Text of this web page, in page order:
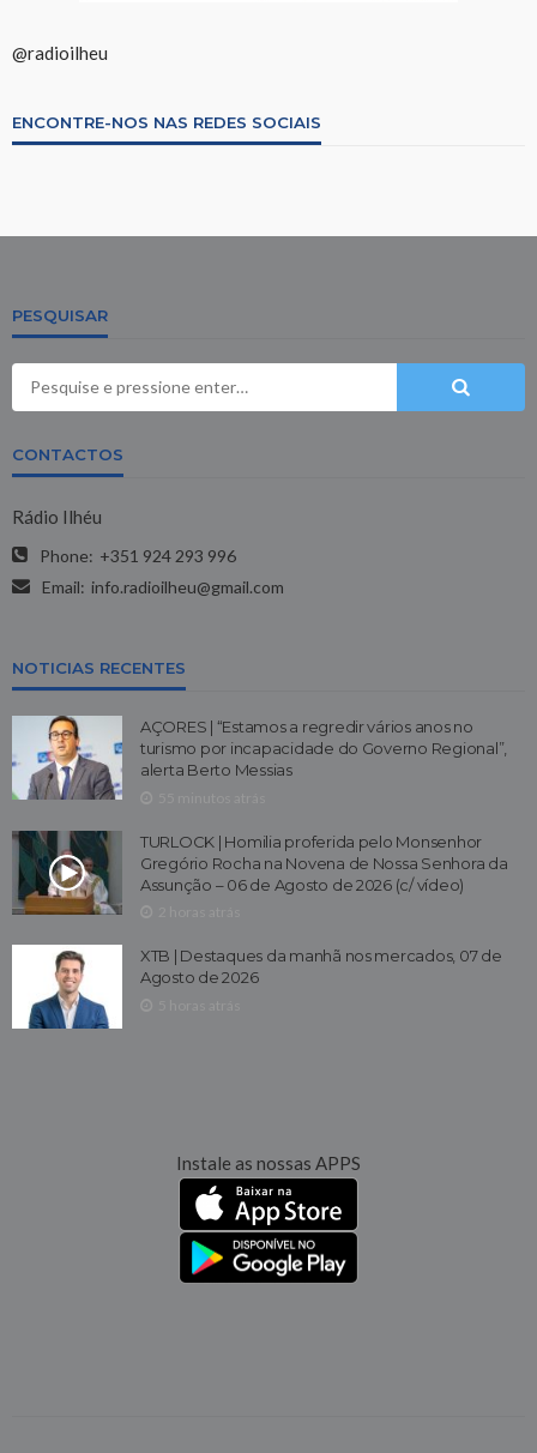
@radioilheu
ENCONTRE-NOS NAS REDES SOCIAIS
PESQUISAR
CONTACTOS
Rádio Ilhéu
Phone: +351 924 293 996
Email: info.radioilheu@gmail.com
NOTICIAS RECENTES
AÇORES | “Estamos a regredir vários anos no
turismo por incapacidade do Governo Regional”,
alerta Berto Messias
TURLOCK | Homilia proferida pelo Monsenhor
Gregório Rocha na Novena de Nossa Senhora da
Assunção – 06 de Agosto de 2026 (c/ vídeo)
XTB | Destaques da manhã nos mercados, 07 de
Agosto de 2026
Instale as nossas APPS